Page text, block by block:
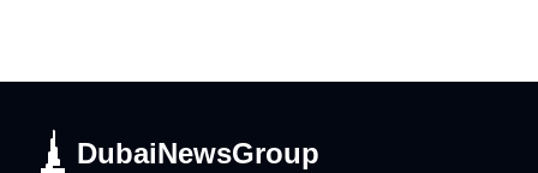
DubaiNewsGroup